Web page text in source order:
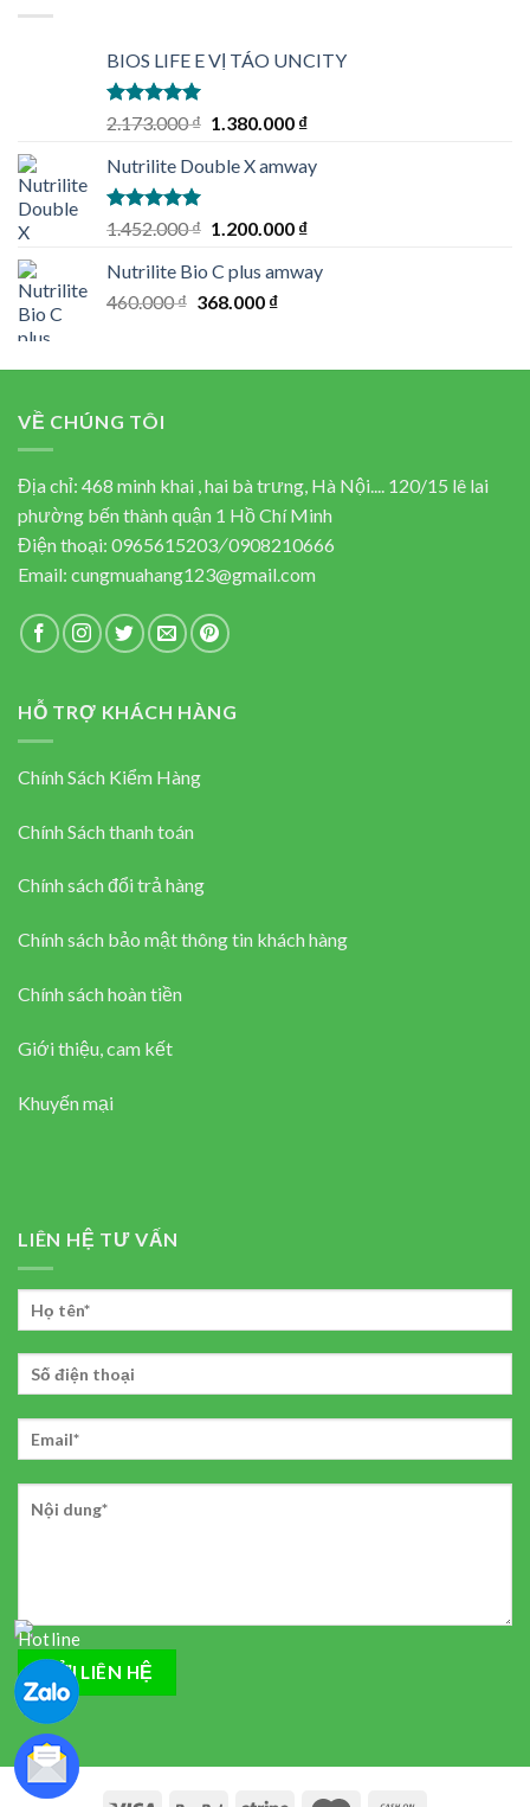
BIOS LIFE E VỊ TÁO UNCITY
Rated5.00
2.173.000₫ Original
was:
1.380.000 ₫Current
is:
Nutrilite Double X amway
Rated5.00
1.452.000₫ Original
was:
1.452.000 ₫.
1.200.000 ₫Current
is:
Nutrilite Bio C plus amway
460.000₫ Original
460.000 ₫.
368.000 ₫Current
368.000 ₫.
VỀ CHÚNG TÔI
Địa chỉ: 468 minh khai , hai bà trưng, Hà Nội.... 120/15 lê lai
phường bến thành quận 1 Hồ Chí Minh
Điện thoại: 0965615203/0908210666
Email: cungmuahang123@gmail.com
HỖ TRỢ KHÁCH HÀNG
Chính Sách Kiểm Hàng
Chính Sách thanh toán
Chính sách đổi trả hàng
Chính sách bảo mật thông tin khách hàng
Chính sách hoàn tiền
Giới thiệu, cam kết
Khuyến mại
LIÊN HỆ TƯ VẤN